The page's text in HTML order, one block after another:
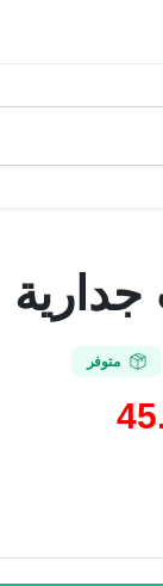
جدارية
متوفر